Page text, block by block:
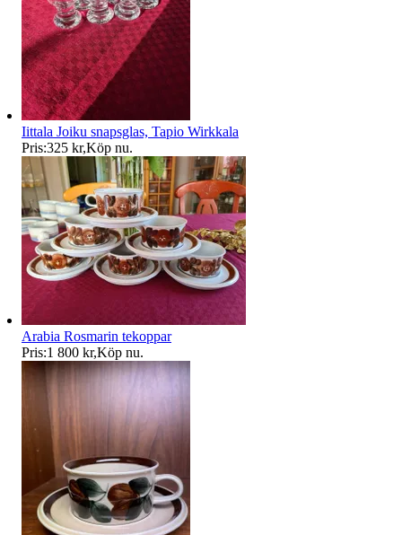
Iittala Joiku snapsglas, Tapio Wirkkala
Pris:325 kr,Köp nu.
Arabia Rosmarin tekoppar
Pris:1 800 kr,Köp nu.